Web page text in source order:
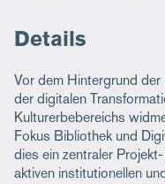
Details
Vor dem Hintergrund
der digitalen
Kulturerbebereichs
Fokus Bibliothek und
dies ein zentraler
aktiven institutionellen